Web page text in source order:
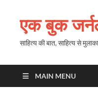
एक बुक
साहित्य की बात, साहित्य से
MAIN MENU